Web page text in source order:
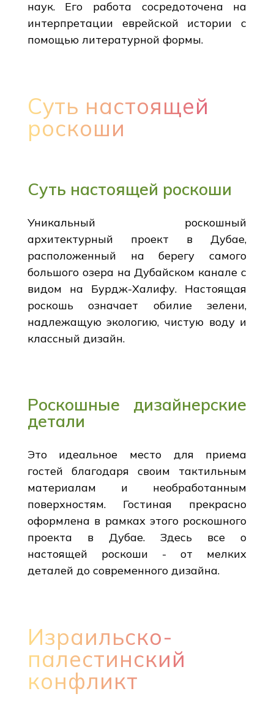
наук. Его работа сосредоточена на
интерпретации еврейской истории с
помощью литературной формы.
Суть настоящей
роскоши
Суть настоящей роскоши
Уникальный роскошный
архитектурный проект в Дубае,
расположенный на берегу самого
большого озера на Дубайском канале с
видом на Бурдж-Халифу. Настоящая
роскошь означает обилие зелени,
надлежащую экологию, чистую воду и
классный дизайн.
Роскошные дизайнерские
детали
Это идеальное место для приема
гостей благодаря своим тактильным
материалам и необработанным
поверхностям. Гостиная прекрасно
оформлена в рамках этого роскошного
проекта в Дубае. Здесь все о
настоящей роскоши - от мелких
деталей до современного дизайна.
Израильско-
палестинский
конфликт